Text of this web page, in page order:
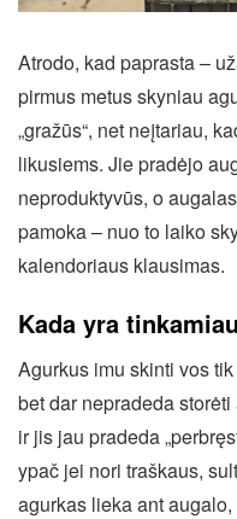
Atrodo, kad paprasta –
pirmus metus skyniau
„gražūs“, net neįtariau,
likusiems. Jie pradėjo
neproduktyvūs, o
pamoka – nuo to laiko
kalendoriaus klausimas.
Kada yra
Agurkus imu skinti vos
bet dar nepradeda
ir jis jau pradeda
ypač jei nori traškaus,
agurkas lieka ant